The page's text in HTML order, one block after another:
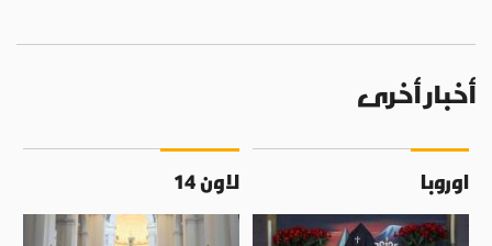
أخبار أخرى
اوروبا لاون 14